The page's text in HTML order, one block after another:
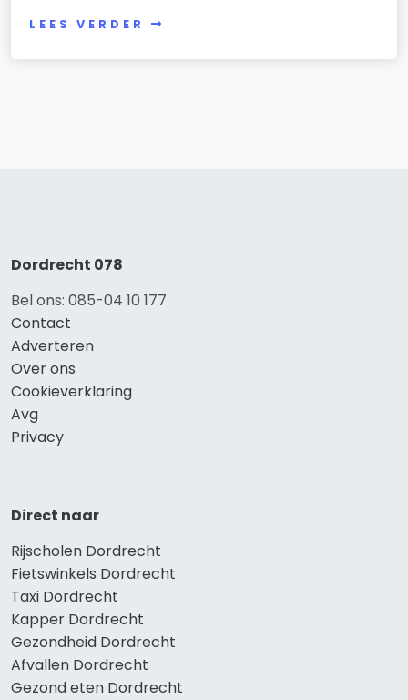
LEES VERDER
Dordrecht 078
Bel ons: 085-04 10 177
Contact
Adverteren
Over ons
Cookieverklaring
Avg
Privacy
Direct naar
Rijscholen Dordrecht
Fietswinkels Dordrecht
Taxi Dordrecht
Kapper Dordrecht
Gezondheid Dordrecht
Afvallen Dordrecht
Gezond eten Dordrecht